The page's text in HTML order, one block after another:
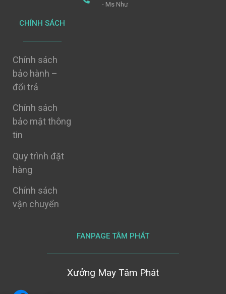
CHÍNH SÁCH
Chính sách
bảo hành –
đổi trả
Chính sách
bảo mật thông
tin
Quy trình đặt
hàng
Chính sách
vận chuyển
- Ms Như
FANPAGE TÂM PHÁT
Xưởng May Tâm Phát